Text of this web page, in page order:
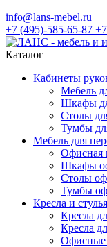
info@lans-mebel.ru
+7 (495)-585-65-87
Каталог
Кабинеты
Мебель
Шкафы
Столы
Тумбы
Мебель для
Офисная
Шкафы
Столы
Тумбы
Кресла и стулья
Кресла
Кресла
Офисные